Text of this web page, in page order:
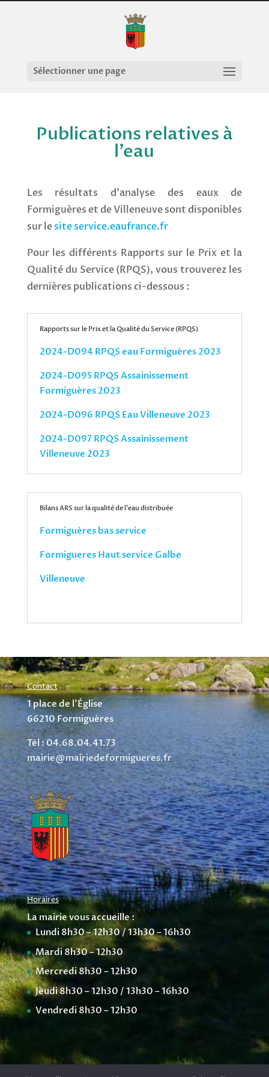
Sélectionner une page
Publications relatives à
l’eau
Les résultats d’analyse des eaux de
Formiguères et de Villeneuve sont disponibles
sur lesite service.eaufrance.fr
Pour les différents Rapports sur le Prix et la
Qualité du Service (RPQS), vous trouverez les
dernières publications ci-dessous :
Rapports sur le Prix et la Qualité du Service (RPQS)
2024-D094 RPQS eau Formiguères 2023
2024-D095 RPQS Assainissement
Formiguères 2023
2024-D096 RPQS Eau Villeneuve 2023
2024-D097 RPQS Assainissement
Villeneuve 2023
Bilans ARS sur la qualité de l'eau distribuée
Formiguères bas service
Formigueres Haut service Galbe
Villeneuve
Contact
1 place de l’Église
66210 Formiguères
Tél : 04.68.04.41.73
mairie@mairiedeformigueres.fr
Horaires
La mairie vous accueille :
Lundi 8h30 – 12h30 / 13h30 – 16h30
Mardi 8h30 – 12h30
Mercredi 8h30 – 12h30
Jeudi 8h30 – 12h30 / 13h30 – 16h30
Vendredi 8h30 – 12h30